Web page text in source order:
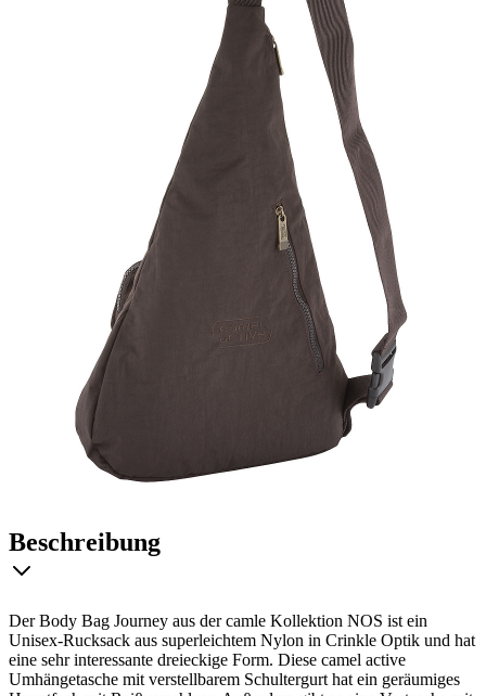
Beschreibung
Der Body Bag Journey aus der camle Kollektion NOS ist ein
Unisex-Rucksack aus superleichtem Nylon in Crinkle Optik und hat
eine sehr interessante dreieckige Form. Diese camel active
Umhängetasche mit verstellbarem Schultergurt hat ein geräumiges